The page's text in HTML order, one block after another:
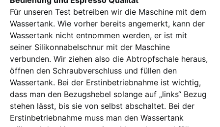
Für unseren Test betreiben wir die Maschine mit dem
Wassertank. Wie vorher bereits angemerkt, kann der
Wassertank nicht entnommen werden, er ist mit
seiner Silikonnabelschnur mit der Maschine
verbunden. Wir ziehen also die Abtropfschale heraus,
öffnen den Schraubverschluss und füllen den
Wassertank. Bei der Erstinbetriebnahme ist wichtig,
dass man den Bezugshebel solange auf „links“ Bezug
stehen lässt, bis sie von selbst abschaltet. Bei der
Erstinbetriebnahme muss man den Wassertank